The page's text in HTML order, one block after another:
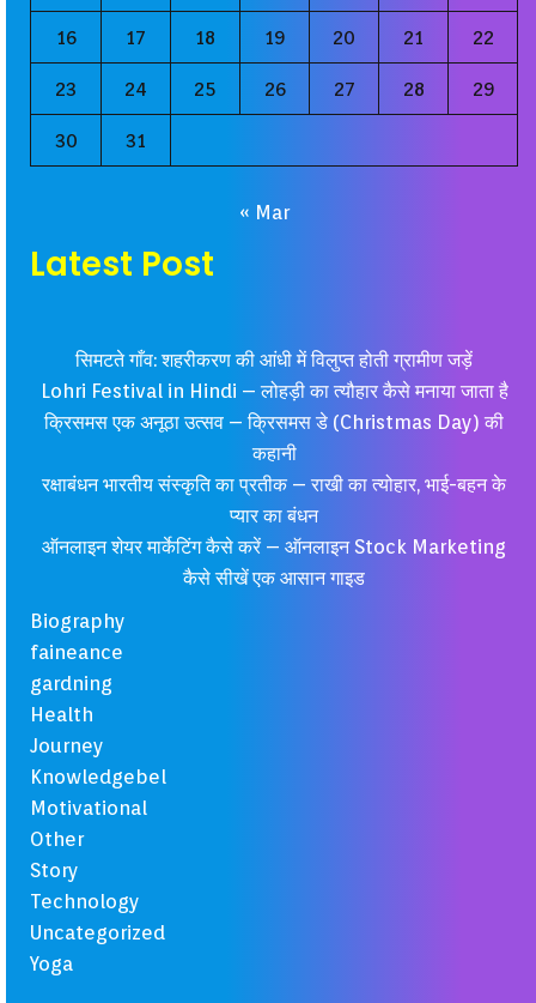
16 17 18 19 20 21 22
23 24 25 26 27 28 29
30 31
« Mar
Latest Post
सिमटते गाँव: शहरीकरण की आंधी में विलुप्त होती ग्रामीण जड़ें
Lohri Festival in Hindi – लोहड़ी का त्यौहार कैसे मनाया जाता है
क्रिसमस एक अनूठा उत्सव – क्रिसमस डे (Christmas Day) की
कहानी
रक्षाबंधन भारतीय संस्कृति का प्रतीक – राखी का त्योहार, भाई-बहन के
प्यार का बंधन
ऑनलाइन शेयर मार्केटिंग कैसे करें – ऑनलाइन Stock Marketing
कैसे सीखें एक आसान गाइड
Biography
faineance
gardning
Health
Journey
Knowledgebel
Motivational
Other
Story
Technology
Uncategorized
Yoga